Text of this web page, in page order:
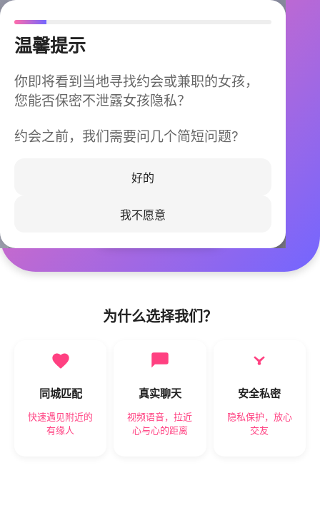
温馨提示
你即将看到当地寻找约会或兼职的女孩，
您能否保密不泄露女孩隐私？
约会之前，我们需要问几个简短问题?
好的
我不愿意
今晚不再孤单
同城快速匹配，马上认识身边的TA
立即下载
为什么选择我们？
同城匹配
快速遇见附近的
有缘人
真实聊天
视频语音，拉近
心与心的距离
安全私密
隐私保护，放心
交友